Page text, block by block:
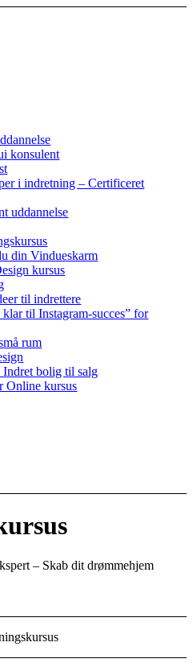
konsulent
i indretning – Certificeret
uddannelse
din Vindueskarm
kursus
til indrettere
til Instagram-succes” for
rum
Indret bolig til salg
Online kursus
– Skab dit drømmehjem